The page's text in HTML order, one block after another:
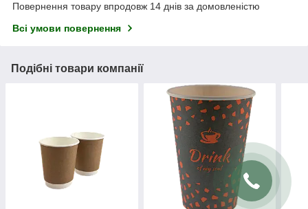
Повернення товару впродовж 14 днів за домовленістю
Всі умови повернення
Подібні товари компанії